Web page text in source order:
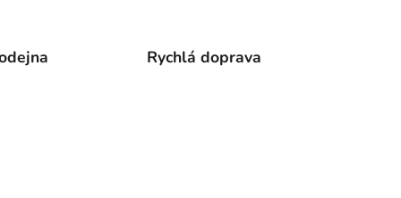
Rychlá doprava